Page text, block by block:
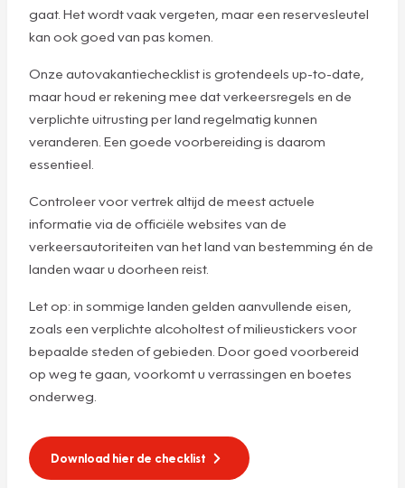
gaat. Het wordt vaak vergeten, maar een reservesleutel
kan ook goed van pas komen.
Onze autovakantiechecklist is grotendeels up-to-date,
maar houd er rekening mee dat verkeersregels en de
verplichte uitrusting per land regelmatig kunnen
veranderen. Een goede voorbereiding is daarom
essentieel.
Controleer voor vertrek altijd de meest actuele
informatie via de officiële websites van de
verkeersautoriteiten van het land van bestemming én de
landen waar u doorheen reist.
Let op: in sommige landen gelden aanvullende eisen,
zoals een verplichte alcoholtest of milieustickers voor
bepaalde steden of gebieden. Door goed voorbereid
op weg te gaan, voorkomt u verrassingen en boetes
onderweg.
Download hier de checklist